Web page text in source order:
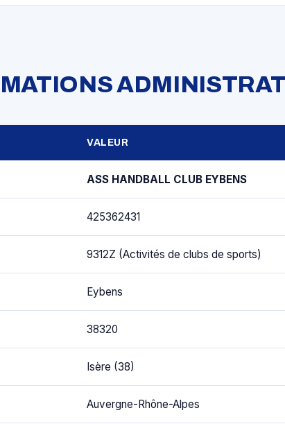
VALEUR
ASS HANDBALL CLUB EYBENS
425362431
9312Z (Activités de clubs de sports)
Eybens
38320
Isère (38)
Auvergne-Rhône-Alpes